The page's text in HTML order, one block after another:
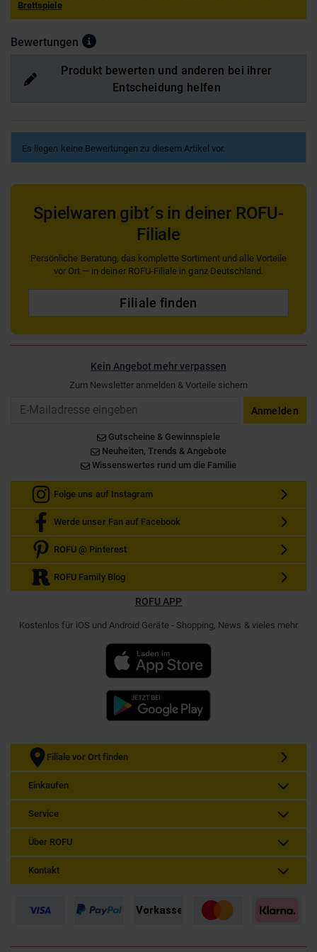
Brettspiele
Bewertungen
Produkt bewerten und anderen bei ihrer
Entscheidung helfen
Es liegen keine Bewertungen zu diesem Artikel vor.
Spielwaren gibt´s in deiner ROFU-
Filiale
Persönliche Beratung, das komplette Sortiment und alle Vorteile
vor Ort — in deiner ROFU-Filiale in ganz Deutschland.
Filiale finden
Kein Angebot mehr verpassen
Zum Newsletter anmelden & Vorteile sichern
Anmelden
Gutscheine & Gewinnspiele
Neuheiten, Trends & Angebote
Wissenswertes rund um die Familie
Folge uns auf Instagram
Werde unser Fan auf Facebook
ROFU @ Pinterest
ROFU Family Blog
ROFU APP
Kostenlos für iOS und Android Geräte - Shopping, News & vieles mehr
Filiale vor Ort finden
Einkaufen
Service
Über ROFU
Kontakt